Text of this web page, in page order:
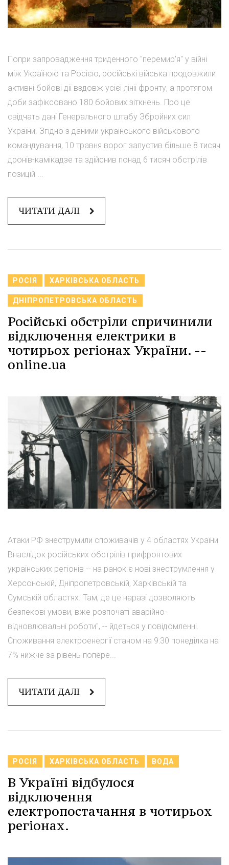
Попри запровадження триденного "перемир'я" у війні
між Україною та Росією, російські війська продовжили
активні бойові дії вздовж усієї лінії фронту, а протягом
доби зафіксовано 180 бойових зіткнень. Про це
свідчать дані Генерального штабу Збройних сил
України. Згідно з даними українського військового
командування, 10 травня ворог запустив більше 8 тисяч
дронів-камікадзе та здійснив понад 6 тисяч обстрілів
позицій ...
ЧИТАТИ ДАЛІ
РОСІЯ ХАРКІВСЬКА ОБЛАСТЬ
ДНІПРОПЕТРОВСЬКА ОБЛАСТЬ
Російські обстріли спричинили
відключення електрики в
чотирьох регіонах України. --
online.ua
Атаки РФ знеструмили споживачів у 4 областях України
Внаслідок російських обстрілів прифронтових
українських регіонів -- на ранок є нові знеструмлення у
Херсонській, Дніпропетровській, Харківській та
Сумській областях. Там, де це наразі дозволяють
безпекові умови, вже розпочаті аварійно-
відновлювальні роботи", -- йдеться у повідомленні.
Споживання електроенергії станом на 9:30 понеділка на
7% нижче за рівень попере...
ЧИТАТИ ДАЛІ
РОСІЯ ХАРКІВСЬКА ОБЛАСТЬ ВОДА
В Україні відбулося
відключення
електропостачання в чотирьох
регіонах.